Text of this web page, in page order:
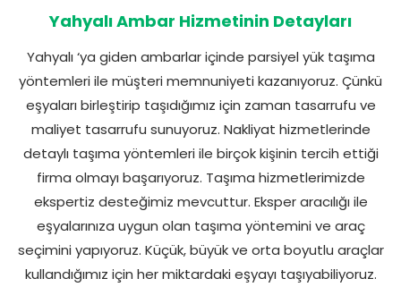
Yahyalı Ambar Hizmetinin Detayları
Yahyalı ‘ya giden ambarlar içinde parsiyel yük taşıma
yöntemleri ile müşteri memnuniyeti kazanıyoruz. Çünkü
eşyaları birleştirip taşıdığımız için zaman tasarrufu ve
maliyet tasarrufu sunuyoruz. Nakliyat hizmetlerinde
detaylı taşıma yöntemleri ile birçok kişinin tercih ettiği
firma olmayı başarıyoruz. Taşıma hizmetlerimizde
ekspertiz desteğimiz mevcuttur. Eksper aracılığı ile
eşyalarınıza uygun olan taşıma yöntemini ve araç
seçimini yapıyoruz. Küçük, büyük ve orta boyutlu araçlar
kullandığımız için her miktardaki eşyayı taşıyabiliyoruz.